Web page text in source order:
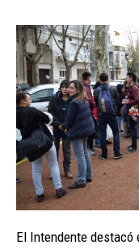
El Intendente